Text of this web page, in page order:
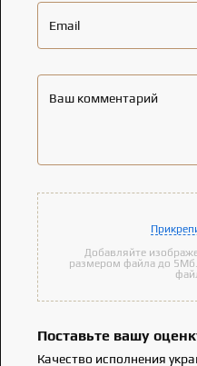
Email
Ваш комментарий
Добавляйте
размером файла до
Поставьте вашу
Качество исполнения